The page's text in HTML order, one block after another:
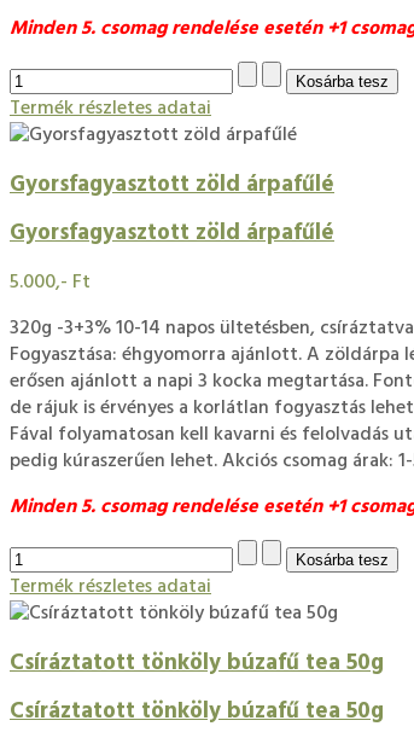
Minden 5. csomag rendelése esetén +1
Termék részletes adatai
Gyorsfagyasztott zöld árpafűlé
Gyorsfagyasztott zöld árpafűlé
5.000,- Ft
320g -3+3% 10-14 napos ültetésben,
Fogyasztása: éhgyomorra ajánlott. A zöldárpa
erősen ajánlott a napi 3 kocka megtartása.
de rájuk is érvényes a korlátlan fogyasztás
Fával folyamatosan kell kavarni és felolvadás
pedig kúraszerűen lehet. Akciós csomag árak:
Minden 5. csomag rendelése esetén +1
Termék részletes adatai
Csíráztatott tönköly búzafű tea 50g
Csíráztatott tönköly búzafű tea 50g